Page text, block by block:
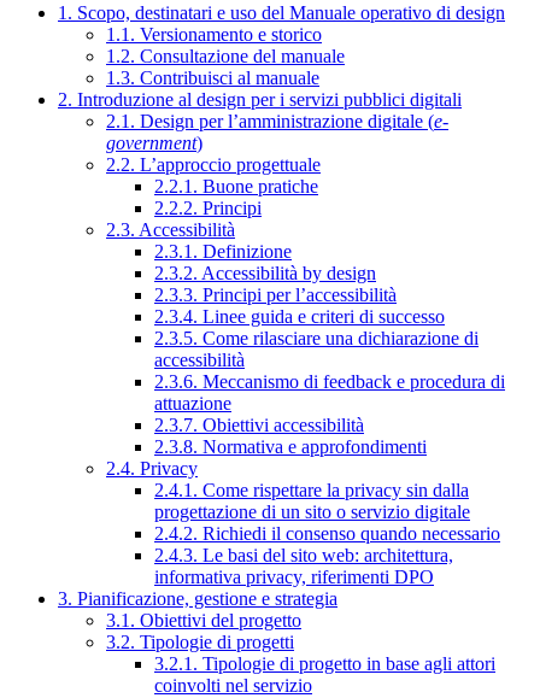
1. Scopo, destinatari e uso del Manuale operativo di design
1.1. Versionamento e storico
1.2. Consultazione del manuale
1.3. Contribuisci al manuale
2. Introduzione al design per i servizi pubblici digitali
2.1. Design per l’amministrazione digitale (e-
government)
2.2. L’approccio progettuale
2.2.1. Buone pratiche
2.2.2. Principi
2.3. Accessibilità
2.3.1. Definizione
2.3.2. Accessibilità by design
2.3.3. Principi per l’accessibilità
2.3.4. Linee guida e criteri di successo
2.3.5. Come rilasciare una dichiarazione di
accessibilità
2.3.6. Meccanismo di feedback e procedura di
attuazione
2.3.7. Obiettivi accessibilità
2.3.8. Normativa e approfondimenti
2.4. Privacy
2.4.1. Come rispettare la privacy sin dalla
progettazione di un sito o servizio digitale
2.4.2. Richiedi il consenso quando necessario
2.4.3. Le basi del sito web: architettura,
informativa privacy, riferimenti DPO
3. Pianificazione, gestione e strategia
3.1. Obiettivi del progetto
3.2. Tipologie di progetti
3.2.1. Tipologie di progetto in base agli attori
coinvolti nel servizio